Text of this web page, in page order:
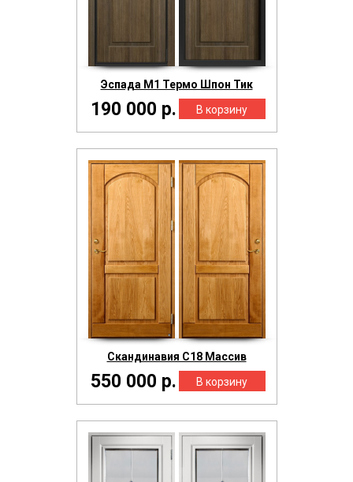
Эспада М1 Термо Шпон Тик
190 000 р.
Скандинавия С18 Массив
550 000 р.